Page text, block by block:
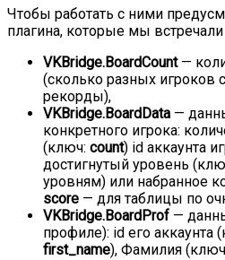
Чтобы работать с ними
плагина, которые мы
VKBridge.BoardCount—
(сколько разных игроков
рекорды),
VKBridge.BoardData —
конкретного игрока:
(ключ: count) id аккаунта
достигнутый уровень
уровням) или набранное
score — для таблицы по
VKBridge.BoardProf —
профиле): id его аккаунта
first_name), Фамилия